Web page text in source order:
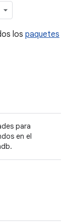
los paquetes
para
en el